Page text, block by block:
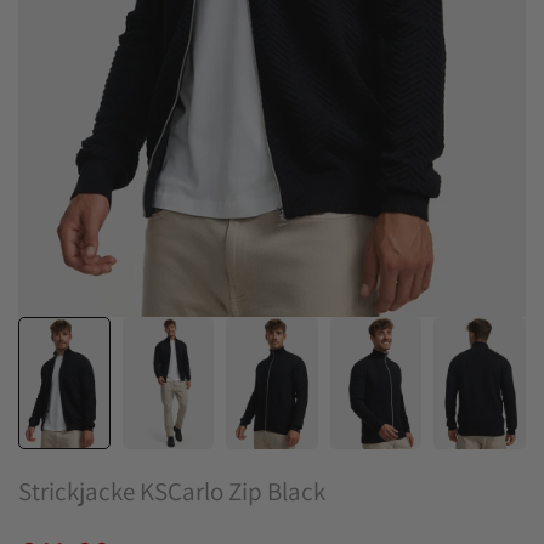
Strickjacke KSCarlo Zip Black